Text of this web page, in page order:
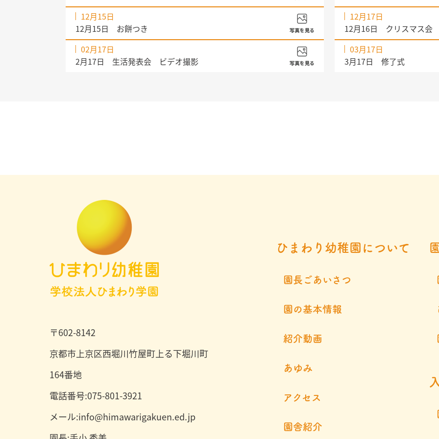
12月15日
12月15日 お餅つき
12月17日
12月16日 クリスマス会
02月17日
2月17日 生活発表会 ビデオ撮影
03月17日
3月17日 修了式
〒602-8142
京都市上京区西堀川竹屋町上る下堀川町
164番地
電話番号:075-801-3921
メール:info@himawarigakuen.ed.jp
ひまわり幼稚園について
園長ごあいさつ
園の基本情報
紹介動画
あゆみ
アクセス
園舎紹介